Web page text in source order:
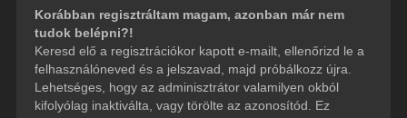
Korábban regisztráltam magam, azonban már nem
tudok belépni?!
Keresd elő a regisztrációkor kapott e-mailt, ellenőrizd le a
felhasználóneved és a jelszavad, majd próbálkozz újra.
Lehetséges, hogy az adminisztrátor valamilyen okból
kifolyólag inaktiválta, vagy törölte az azonosítód. Ez